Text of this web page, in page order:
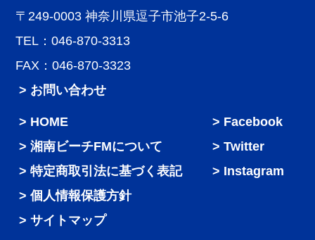
〒249-0003 神奈川県逗子市池子2-5-6
TEL：046-870-3313
FAX：046-870-3323
> お問い合わせ
HOME
湘南ビーチFMについて
特定商取引法に基づく表記
個人情報保護方針
サイトマップ
Facebook
Twitter
Instagram